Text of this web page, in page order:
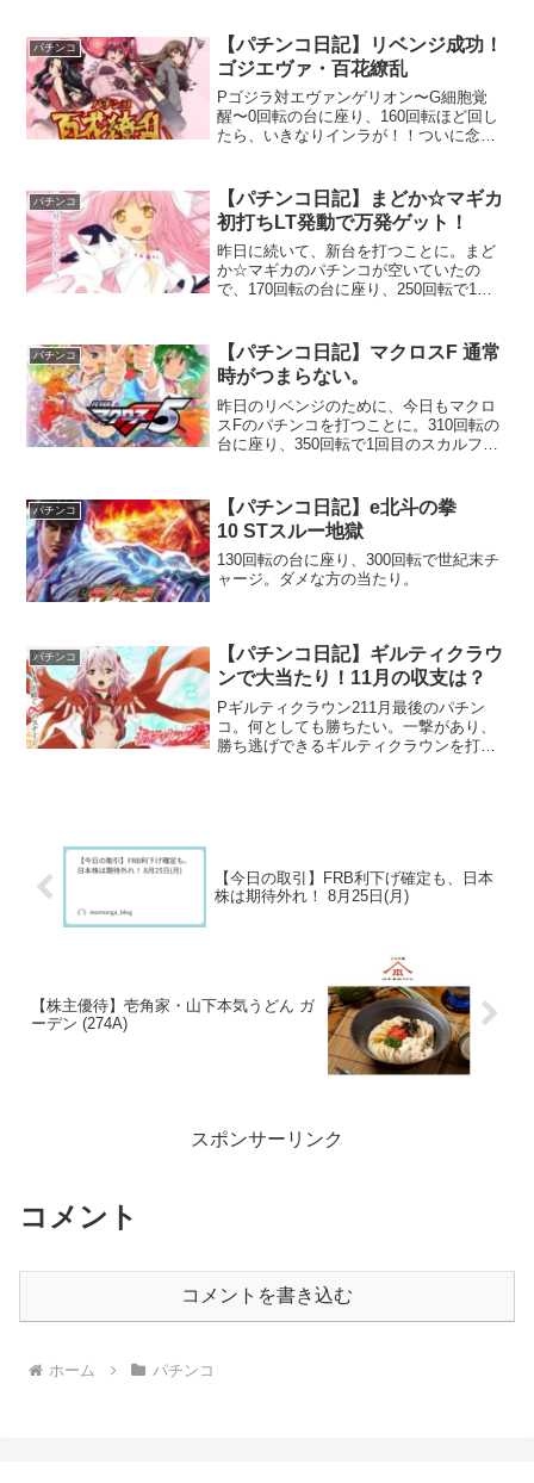
ルに発展し、見事に外れる。前半は良か
ったのに、後半が地獄。
パチンコ
【パチンコ日記】リベンジ成功！
ゴジエヴァ・百花繚乱
Pゴジラ対エヴァンゲリオン〜G細胞覚
醒〜0回転の台に座り、160回転ほど回し
たら、いきなりインラが！！ついに念願
突入できたので、爆連したい。
パチンコ
【パチンコ日記】まどか☆マギカ
初打ちLT発動で万発ゲット！
昨日に続いて、新台を打つことに。まど
か☆マギカのパチンコが空いていたの
で、170回転の台に座り、250回転で1回
パチンコ
【パチンコ日記】マクロスF 通常
時がつまらない。
昨日のリベンジのために、今日もマクロ
スFのパチンコを打つことに。310回転の
台に座り、350回転で1回目のスカルフラ
パチンコ
【パチンコ日記】e北斗の拳
10 STスルー地獄
130回転の台に座り、300回転で世紀末チ
ャージ。ダメな方の当たり。
パチンコ
【パチンコ日記】ギルティクラウ
ンで大当たり！11月の収支は？
Pギルティクラウン211月最後のパチン
コ。何としても勝ちたい。一撃があり、
勝ち逃げできるギルティクラウンを打つ
【今日の取引】FRB利下げ確定も、日本
株は期待外れ！ 8月25日(月)
【株主優待】壱角家・山下本気うどん ガ
ーデン (274A)
スポンサーリンク
コメント
コメントを書き込む
ホーム パチンコ